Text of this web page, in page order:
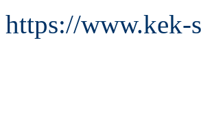
https://www.kek-